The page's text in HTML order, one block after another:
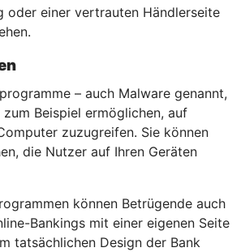
oder einer vertrauten Händlerseite
– auch Malware genannt,
Beispiel ermöglichen, auf
zuzugreifen. Sie können
die Nutzer auf Ihren Geräten
können Betrügende auch
Bankings mit einer eigenen Seite
tatsächlichen Design der Bank